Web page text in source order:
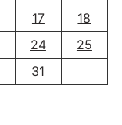
17
18
24
25
31